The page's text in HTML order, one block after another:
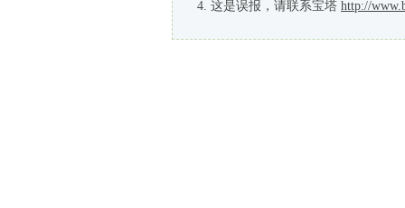
这是误报，请联系宝塔 http://